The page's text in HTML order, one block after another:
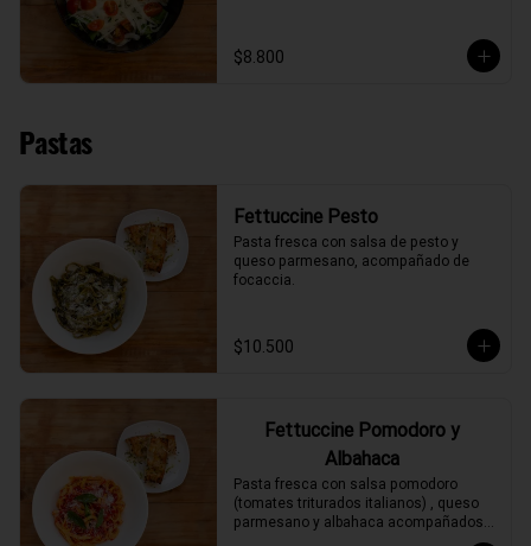
$8.800
Pastas
Fettuccine Pesto
Pasta fresca con salsa de pesto y
queso parmesano, acompañado de
focaccia.
$10.500
Fettuccine Pomodoro y
Albahaca
Pasta fresca con salsa pomodoro
(tomates triturados italianos) , queso
parmesano y albahaca acompañados